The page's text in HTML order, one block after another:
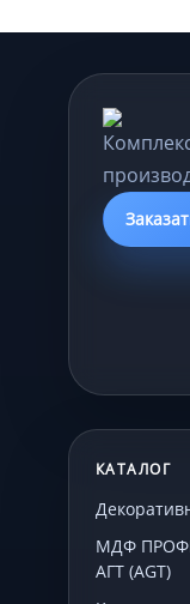
КАТАЛОГ
МДФ
АГТ (AGT)